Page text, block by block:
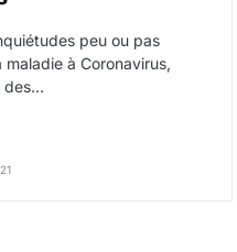
peu ou pas
à Coronavirus,
des…